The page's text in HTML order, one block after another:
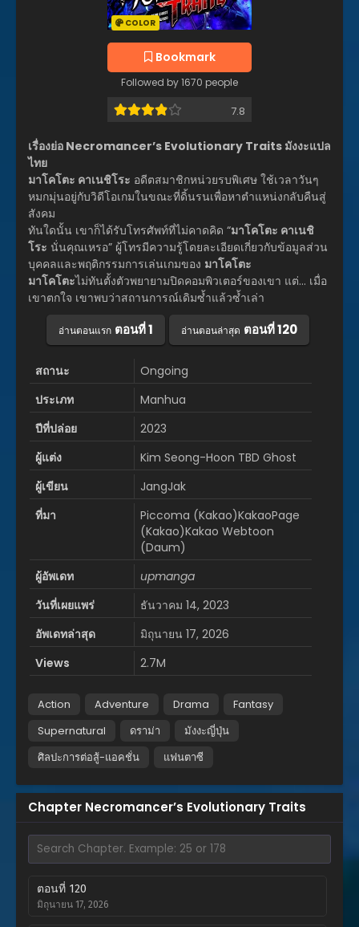
COLOR
Bookmark
Followed by 1670 people
7.8
เรื่องย่อ Necromancer’s Evolutionary Traits มังงะแปล
ไทย
มาโคโตะ คาเนชิโระ อดีตสมาชิกหน่วยรบพิเศษ ใช้เวลาวันๆ
หมกมุ่นอยู่กับวิดีโอเกมในขณะที่ดิ้นรนเพื่อหาตำแหน่งกลับคืนสู่
สังคม
ทันใดนั้น เขาก็ได้รับโทรศัพท์ที่ไม่คาดคิด “มาโคโตะ คาเนชิ
โระ นั่นคุณเหรอ” ผู้โทรมีความรู้โดยละเอียดเกี่ยวกับข้อมูลส่วน
บุคคลและพฤติกรรมการเล่นเกมของ มาโคโตะ
มาโคโตะไม่ทันตั้งตัวพยายามปิดคอมพิวเตอร์ของเขา แต่… เมื่อ
เขาตกใจ เขาพบว่าสถานการณ์เดิมซ้ำแล้วซ้ำเล่า
อ่านตอนแรก ตอนที่ 1 อ่านตอนล่าสุด ตอนที่ 120
สถานะ
Ongoing
ประเภท
Manhua
ปีที่ปล่อย
2023
ผู้แต่ง
Kim Seong-Hoon TBD Ghost
ผู้เขียน
JangJak
ที่มา
Piccoma (Kakao)KakaoPage
(Kakao)Kakao Webtoon
(Daum)
ผู้อัพเดท
upmanga
วันที่เผยแพร่
ธันวาคม 14, 2023
อัพเดทล่าสุด
มิถุนายน 17, 2026
Views
2.7M
Action Adventure Drama
Fantasy
Supernatural
ดราม่า
มังงะญี่ปุ่น
ศิลปะการต่อสู้-แอคชั่น
แฟนตาซี
Chapter Necromancer’s Evolutionary Traits
ตอนที่ 120
มิถุนายน 17, 2026